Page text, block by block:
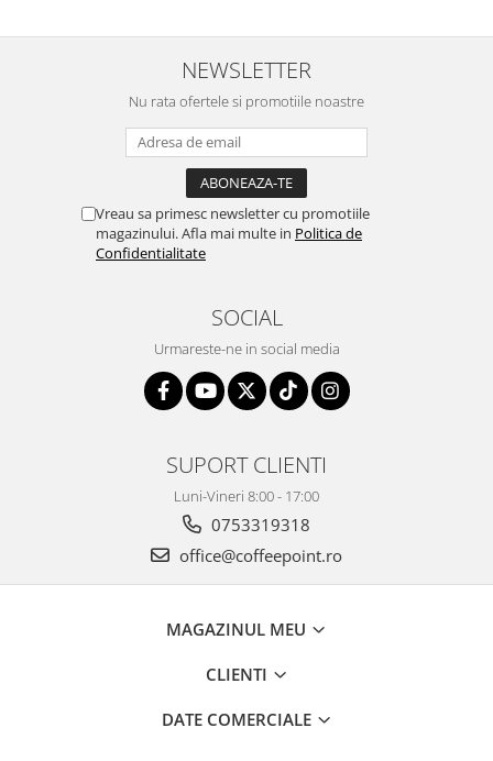
NEWSLETTER
Nu rata ofertele si promotiile noastre
Vreau sa primesc newsletter cu promotiile
magazinului. Afla mai multe in Politica de
Confidentialitate
SOCIAL
Urmareste-ne in social media
SUPORT CLIENTI
Luni-Vineri 8:00 - 17:00
0753319318
office@coffeepoint.ro
MAGAZINUL MEU
CLIENTI
DATE COMERCIALE